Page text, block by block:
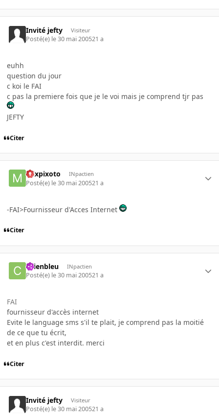
Invité jefty Visiteur
Posté(e) le 30 mai 200521 a
euhh
question du jour
c koi le FAI
c pas la premiere fois que je le voi mais je comprend tjr pas
JEFTY
Citer
mixpixoto INpactien
Posté(e) le 30 mai 200521 a
-FAI>Fournisseur d'Acces Internet
Citer
chienbleu INpactien
Posté(e) le 30 mai 200521 a
FAI
fournisseur d'accès internet
Evite le language sms s'il te plait, je comprend pas la moitié
de ce que tu écrit,
et en plus c'est interdit. merci
Citer
Invité jefty Visiteur
Posté(e) le 30 mai 200521 a